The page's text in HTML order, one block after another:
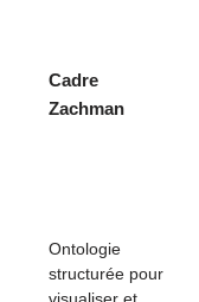
Cadre
Zachman
Ontologie
structurée pour